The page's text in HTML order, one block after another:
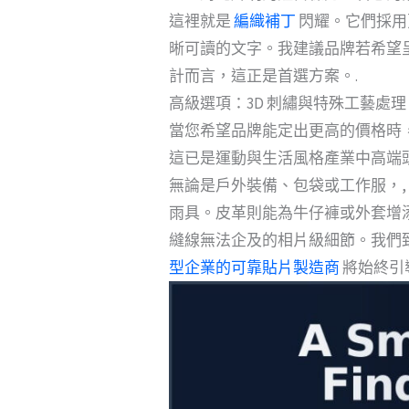
這裡就是編織補丁 閃耀。它們採
晰可讀的文字。我建議品牌若希
計而言，這正是首選方案。.
高級選項：3D 刺繡與特殊工藝處理
當您希望品牌能定出更高的價格時
這已是運動與生活風格產業中高
無論是戶外裝備、包袋或工作服，,
雨具。皮革則能為牛仔褲或外套
縫線無法企及的相片級細節。我
型企業的可靠貼片製造商將始終引